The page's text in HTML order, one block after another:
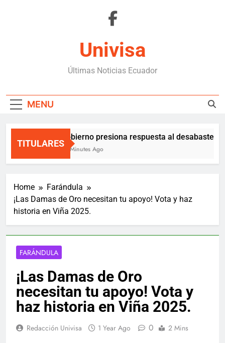
Univisa
Últimas Noticias Ecuador
MENU
TITULARES
Gobierno presiona respuesta al
55 Minutes Ago
Home
Farándula
¡Las Damas de Oro necesitan tu apoyo! Vota y haz
historia en Viña 2025.
FARÁNDULA
¡Las Damas de Oro
necesitan tu apoyo! Vota y
haz historia en Viña 2025.
Redacción Univisa 1 Year Ago 0 2 Mins